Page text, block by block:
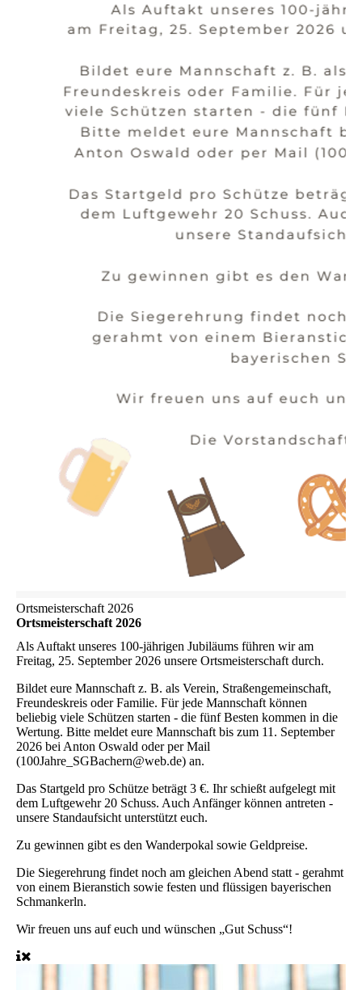
Ortsmeisterschaft 2026
Ortsmeisterschaft 2026
Als Auftakt unseres 100-jährigen Jubiläums führen wir am
Freitag, 25. September 2026 unsere Ortsmeisterschaft durch.
Bildet eure Mannschaft z. B. als Verein, Straßengemeinschaft,
Freundeskreis oder Familie. Für jede Mannschaft können
beliebig viele Schützen starten - die fünf Besten kommen in die
Wertung. Bitte meldet eure Mannschaft bis zum 11. September
2026 bei Anton Oswald oder per Mail
(100Jahre_SGBachern@web.de) an.
Das Startgeld pro Schütze beträgt 3 €. Ihr schießt aufgelegt mit
dem Luftgewehr 20 Schuss. Auch Anfänger können antreten -
unsere Standaufsicht unterstützt euch.
Zu gewinnen gibt es den Wanderpokal sowie Geldpreise.
Die Siegerehrung findet noch am gleichen Abend statt - gerahmt
von einem Bieranstich sowie festen und flüssigen bayerischen
Schmankerln.
Wir freuen uns auf euch und wünschen „Gut Schuss“!